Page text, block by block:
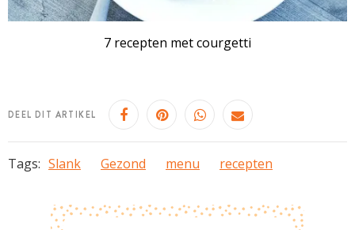
7 recepten met courgetti
DEEL DIT ARTIKEL
Tags: Slank Gezond menu recepten